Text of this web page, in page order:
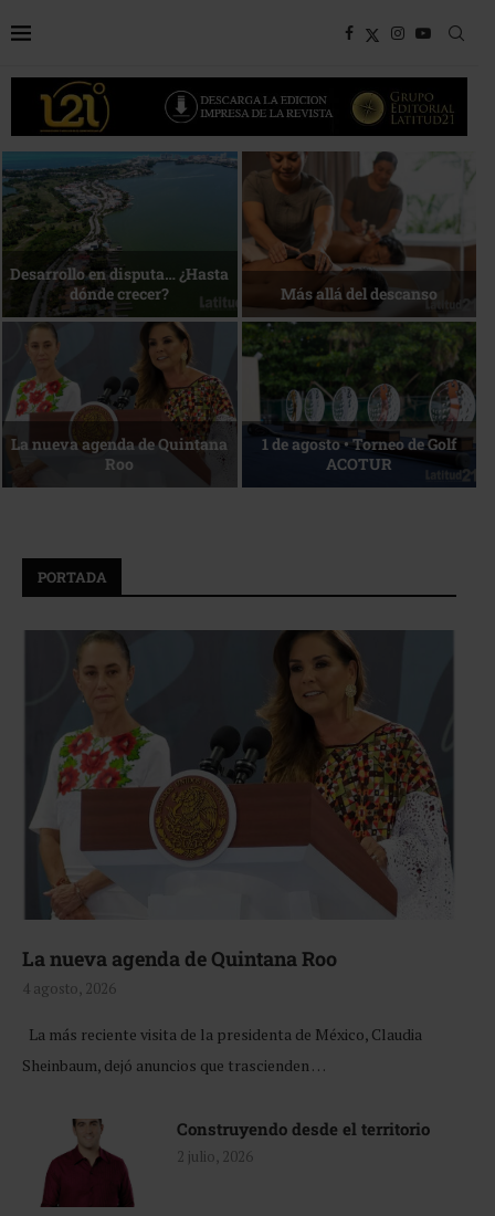
Bottega, un viaje servido a la
mesa
Energía que Impulsa la
competitividad
Reconocimiento de viajeros La esencia del servicio
PORTADA
La nueva agenda de Quintana Roo
4 agosto, 2026
La más reciente visita de la presidenta de México, Claudia
Sheinbaum, dejó anuncios que trascienden …
Construyendo desde el territorio
2 julio, 2026